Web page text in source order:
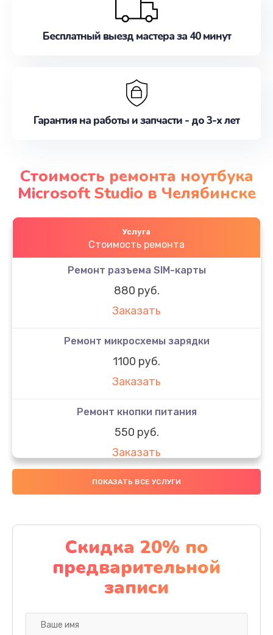
Бесплатный выезд мастера за 40 минут
Гарантия на работы и запчасти - до 3-х лет
Стоимость ремонта ноутбука
Microsoft Studio в Челябинске
Услуга
Стоимость ремонта
Ремонт разъема SIM-карты
880 руб.
Заказать
Ремонт микросхемы зарядки
1100 руб.
Заказать
Ремонт кнопки питания
550 руб.
Заказать
Ремонт GPS модуля
Заказать
Замена разъема SIM-карты
880 руб.
Заказать
ПОКАЗАТЬ ВСЕ УСЛУГИ
Скидка 20% по
предварительной
записи